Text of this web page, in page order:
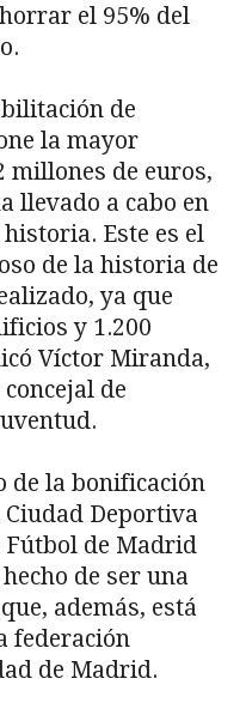
el 95% del
de
la mayor
millones de euros,
llevado a cabo en
Este es el
de la historia de
ya que
y 1.200
Víctor Miranda,
de
de la bonificación
Ciudad Deportiva
Fútbol de Madrid
de ser una
además, está
federación
de Madrid.